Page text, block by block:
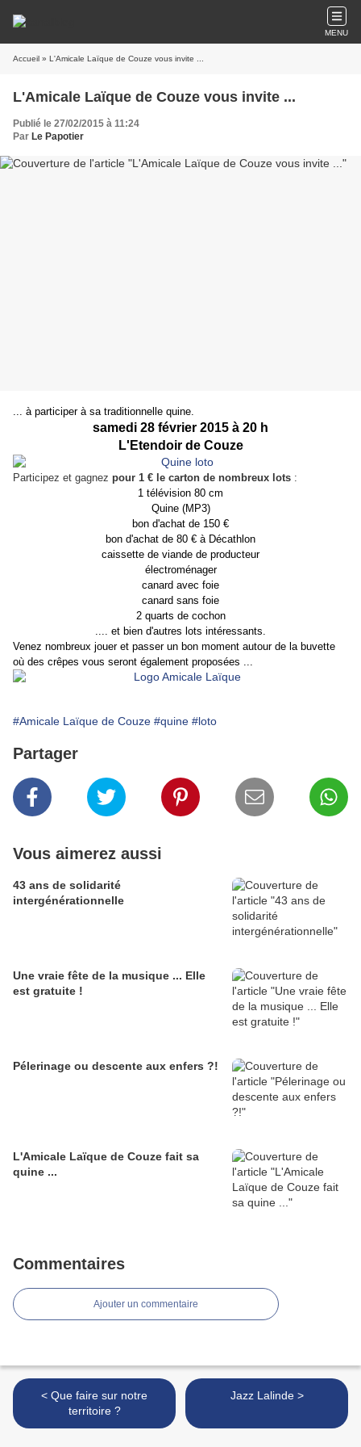
MENU
Accueil » L'Amicale Laïque de Couze vous invite ...
L'Amicale Laïque de Couze vous invite ...
Publié le 27/02/2015 à 11:24
Par Le Papotier
... à participer à sa traditionnelle quine.
samedi 28 février 2015 à 20 h
L'Etendoir de Couze
Participez et gagnez pour 1 € le carton de nombreux lots :
1 télévision 80 cm
Quine (MP3)
bon d'achat de 150 €
bon d'achat de 80 € à Décathlon
caissette de viande de producteur
électroménager
canard avec foie
canard sans foie
2 quarts de cochon
.... et bien d'autres lots intéressants.
Venez nombreux jouer et passer un bon moment autour de la buvette
où des crêpes vous seront également proposées ...
#Amicale Laïque de Couze #quine #loto
Partager
Vous aimerez aussi
43 ans de solidarité
intergénérationnelle
Une vraie fête de la musique ... Elle
est gratuite !
Pélerinage ou descente aux enfers ?!
L'Amicale Laïque de Couze fait sa
quine ...
Commentaires
Ajouter un commentaire
< Que faire sur notre
territoire ?
Jazz Lalinde >